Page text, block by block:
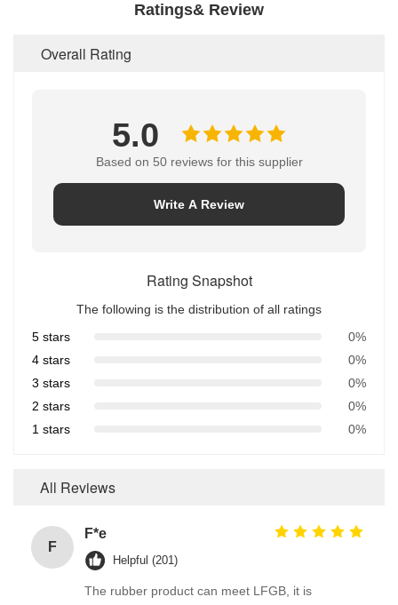
Ratings& Review
Overall Rating
5.0
Based on 50 reviews for this supplier
Write A Review
Rating Snapshot
The following is the distribution of all ratings
5 stars
0%
4 stars
0%
3 stars
0%
2 stars
0%
1 stars
0%
All Reviews
F
F*e
Helpful (201)
The rubber product can meet LFGB, it is